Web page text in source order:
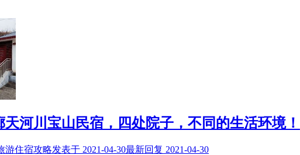
河川宝山民宿，四处院子，不同的生活环境！
游住宿攻略发表于 2021-04-30最新回复 2021-04-30